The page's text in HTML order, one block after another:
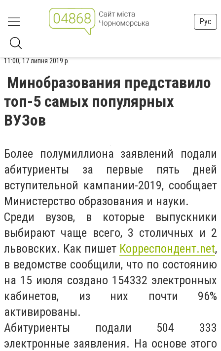
Рус
11:00, 17 липня 2019 р.
Минобразования представило
топ-5 самых популярных
ВУЗов
Более полумиллиона заявлений подали
абитуриенты за первые пять дней
вступительной кампании-2019, сообщает
Министерство образования и науки.
Среди вузов, в которые выпускники
выбирают чаще всего, 3 столичных и 2
львовских. Как пишет Корреспондент.net,
в ведомстве сообщили, что по состоянию
на 15 июля создано 154332 электронных
кабинетов, из них почти 96%
активированы.
Абитуриенты подали 504 333
электронные заявления. На основе этого